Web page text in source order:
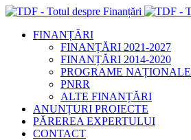
FINANȚĂRI
FINANȚĂRI 2021-2027
FINANȚĂRI 2014-2020
PROGRAME NAȚIONALE
PNRR
ALTE FINANȚĂRI
ANUNȚURI PROIECTE
PĂREREA EXPERTULUI
CONTACT